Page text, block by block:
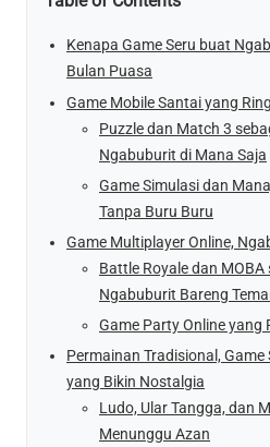
Kenapa Game Seru buat
Bulan Puasa
Game Mobile Santai yang
Puzzle dan Match 3
Ngabuburit di Mana Saja
Game Simulasi dan
Tanpa Buru Buru
Game Multiplayer Online,
Battle Royale dan
Ngabuburit Bareng
Game Party Online yang
Permainan Tradisional,
yang Bikin Nostalgia
Ludo, Ular Tangga, dan
Menunggu Azan